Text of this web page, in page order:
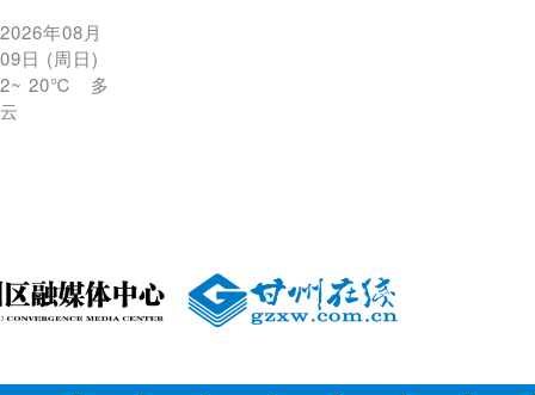
2026年08月
09日 (周日)
2~ 20℃
多
云